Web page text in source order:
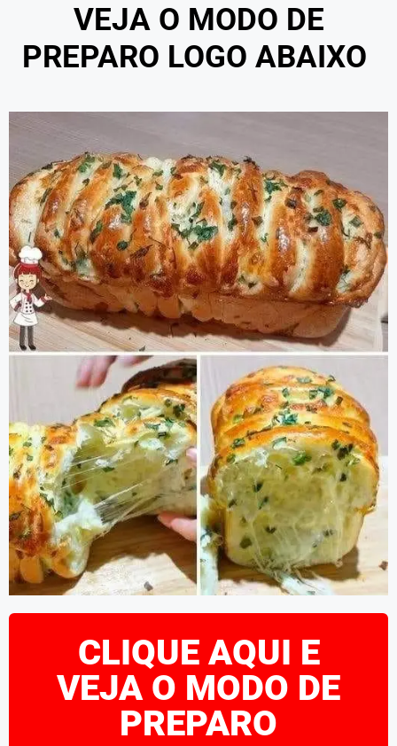
VEJA O MODO DE
PREPARO LOGO ABAIXO
CLIQUE AQUI E
VEJA O MODO DE
PREPARO